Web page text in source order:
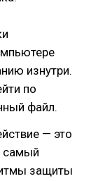
изнутри.
по
файл.
— это
самый
защиты